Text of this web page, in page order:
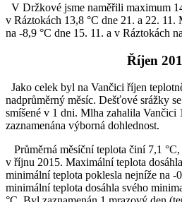
V Držkové jsme naměřili maximum
v Ráztokách 13,8 °C dne 21. a 22.
na -8,9 °C dne 15. 11. a v Ráztokách
Říjen
Jako celek byl na Vančici říjen
nadprůměrný měsíc. Dešťové srážky
smíšené v 1 dni. Mlha zahalila Vančici
zaznamenána výborná dohlednost.
Průměrná měsíční teplota činí 7,1
v říjnu 2015. Maximální teplota
minimální teplota poklesla nejníže na -
minimální teplota dosáhla svého